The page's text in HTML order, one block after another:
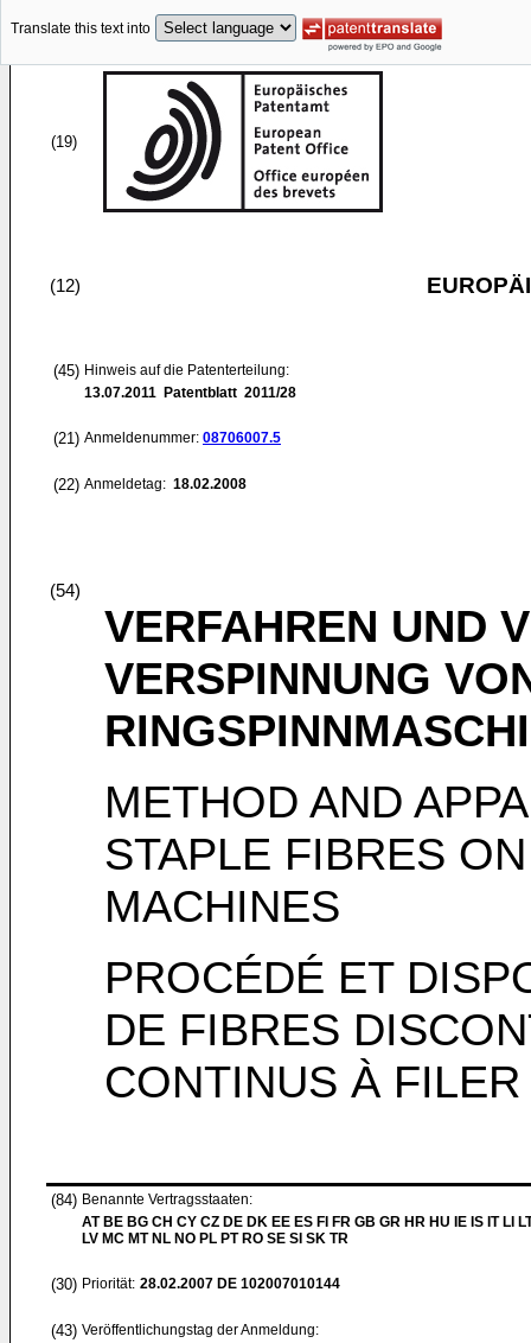
Translate this text into
(19)
(12)
(45) Hinweis auf die Patenterteilung:
13.07.2011 Patentblatt 2011/28
(21) Anmeldenummer: 08706007.5
(22) Anmeldetag: 18.02.2008
(54)
VERFAHREN UND
VERSPINNUNG
METHOD AND
STAPLE FIBRES
MACHINES
PROCÉDÉ ET
DE FIBRES
CONTINUS À
(84) Benannte Vertragsstaaten:
AT BE BG CH CY CZ DE DK EE ES FI FR GB GR HR HU IE IS IT LI
LV MC MT NL NO PL PT RO SE SI SK TR
(30) Priorität: 28.02.2007 DE 102007010144
(43) Veröffentlichungstag der Anmeldung: